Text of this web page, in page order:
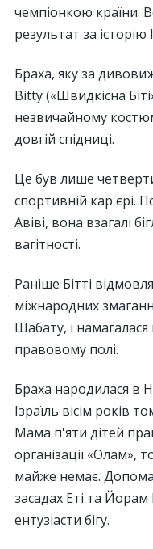
чемпіонкою країни.
результат за історію
Браха, яку за
Bitty («Швидкісна
незвичайному
довгій спідниці.
Це був лише
спортивній кар'єрі.
Авіві, вона взагалі
вагітності.
Раніше Бітті
міжнародних
Шабату, і
правовому полі.
Браха народилася в
Ізраїль вісім років
Мама п'яти дітей
організації «Олам»,
майже немає.
засадах Еті та
ентузіасти бігу.